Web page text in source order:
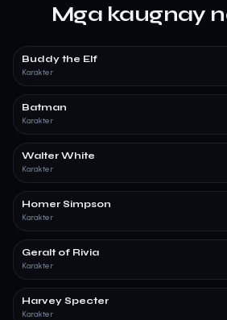
Mga kaugnay
Buddy the Elf
Karakter
Batman
Karakter
Walter White
Karakter
Homer Simpson
Karakter
Geralt of Rivia
Karakter
Harvey Specter
Karakter